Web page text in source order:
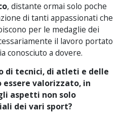
, distante ormai solo poche
di tanti appassionati che
per le medaglie dei
il lavoro portato
conosciuto a dovere.
di tecnici, di atleti e delle
valorizzato, in
aspetti non solo
dei vari sport?